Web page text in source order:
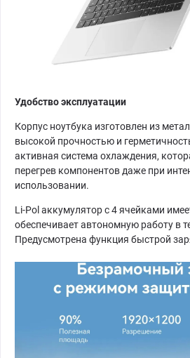
Удобство эксплуатации
Корпус ноутбука изготовлен из
высокой прочностью и
активная система охлаждения,
перегрев компонентов даже при
использовании.
Li-Pol аккумулятор с 4 ячейками
обеспечивает автономную работу в
Предусмотрена функция быстрой